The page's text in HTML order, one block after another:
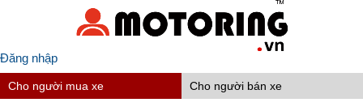
Đăng nhập
Cho người mua xe Cho người bán xe